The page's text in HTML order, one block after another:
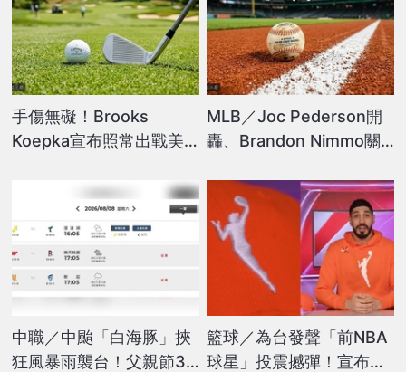
手傷無礙！Brooks
Koepka宣布照常出戰美
MLB／Joc Pederson開
轟、Brandon Nimmo關
中職／中颱「白海豚」挾
狂風暴雨襲台！父親節3
籃球／為台發聲「前NBA
球星」投震撼彈！宣布投